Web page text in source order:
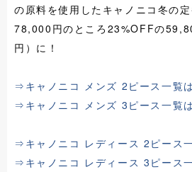
の原料を使用したキャノニコ冬の定
78,000円のところ23%OFFの
円）に！
⇒キャノニコ メンズ 2ピース一覧
⇒キャノニコ メンズ 3ピース一覧
⇒キャノニコ レディース 2ピース
⇒キャノニコ レディース 3ピース